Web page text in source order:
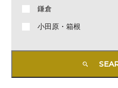
鎌倉
小田原・箱根